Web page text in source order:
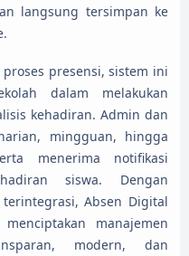
langsung tersimpan ke
presensi, sistem ini
dalam melakukan
kehadiran. Admin dan
mingguan, hingga
menerima notifikasi
siswa. Dengan
Absen Digital
manajemen
modern, dan